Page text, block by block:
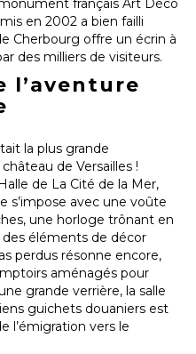
français Art Déco
en 2002 a bien failli
Cherbourg offre un écrin à
des milliers de visiteurs.
l’aventure
la plus grande
de Versailles !
de La Cité de la Mer,
avec une voûte
une horloge trônant en
des éléments de décor
perdus résonne encore,
aménagés pour
grande verrière, la salle
guichets douaniers est
l’émigration vers le